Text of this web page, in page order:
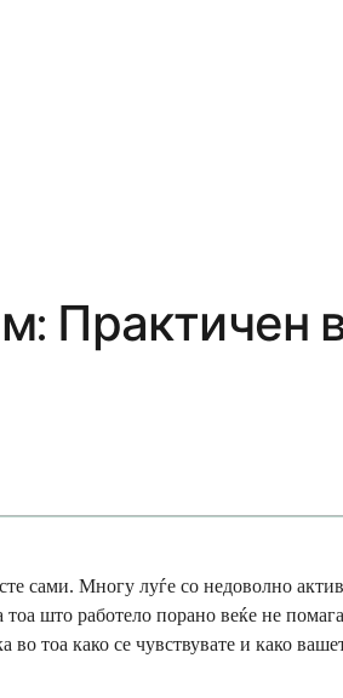
Практичен
сами. Многу луѓе со недоволно
што работело порано веќе не
тоа како се чувствувате и како